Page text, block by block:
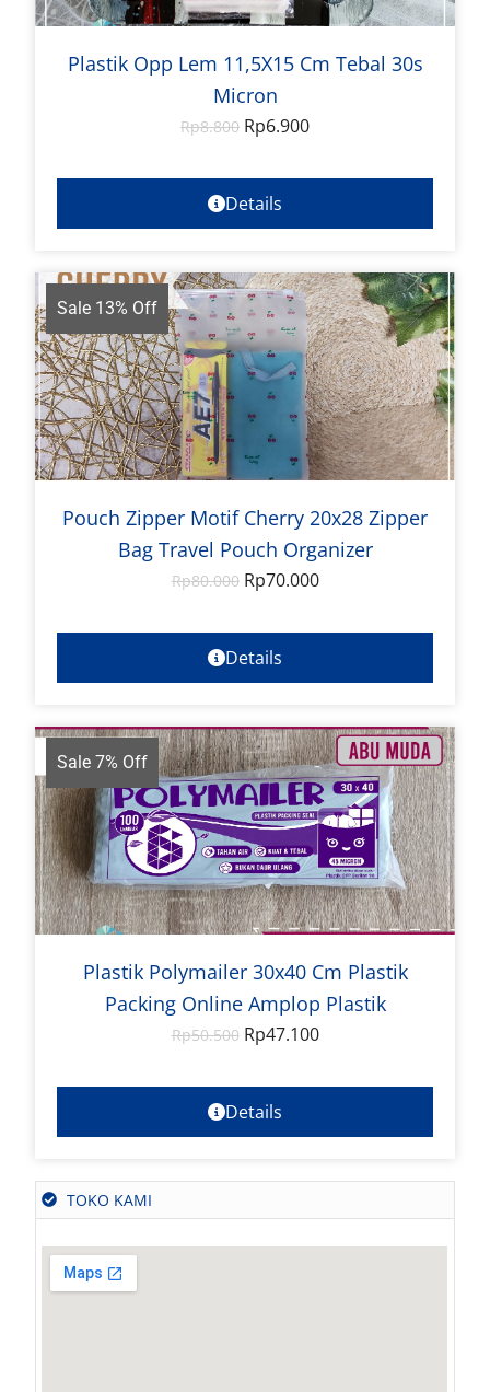
Plastik Opp Lem 11,5X15 Cm Tebal 30s
Micron
Rp8.800 Rp6.900
Details
Sale 13% Off
Pouch Zipper Motif Cherry 20x28 Zipper
Bag Travel Pouch Organizer
Rp80.000 Rp70.000
Details
Sale 7% Off
Plastik Polymailer 30x40 Cm Plastik
Packing Online Amplop Plastik
Rp50.500 Rp47.100
Details
TOKO KAMI